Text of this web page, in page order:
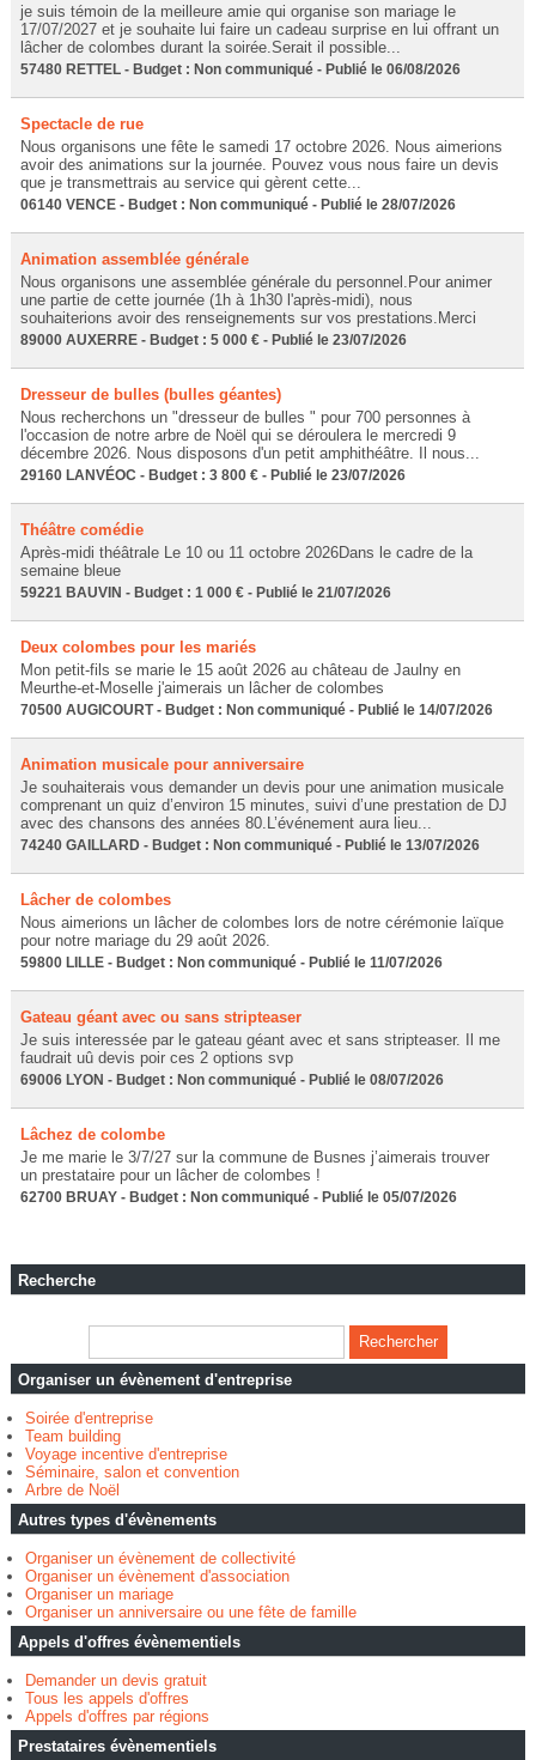
je suis témoin de la meilleure amie qui organise son mariage le
17/07/2027 et je souhaite lui faire un cadeau surprise en lui offrant un
lâcher de colombes durant la soirée.Serait il possible...
57480 RETTEL - Budget : Non communiqué - Publié le 06/08/2026
Spectacle de rue
Nous organisons une fête le samedi 17 octobre 2026. Nous aimerions
avoir des animations sur la journée. Pouvez vous nous faire un devis
que je transmettrais au service qui gèrent cette...
06140 VENCE - Budget : Non communiqué - Publié le 28/07/2026
Animation assemblée générale
Nous organisons une assemblée générale du personnel.Pour animer
une partie de cette journée (1h à 1h30 l'après-midi), nous
souhaiterions avoir des renseignements sur vos prestations.Merci
89000 AUXERRE - Budget : 5 000 € - Publié le 23/07/2026
Dresseur de bulles (bulles géantes)
Nous recherchons un "dresseur de bulles " pour 700 personnes à
l'occasion de notre arbre de Noël qui se déroulera le mercredi 9
décembre 2026. Nous disposons d'un petit amphithéâtre. Il nous...
29160 LANVÉOC - Budget : 3 800 € - Publié le 23/07/2026
Théâtre comédie
Après-midi théâtrale Le 10 ou 11 octobre 2026Dans le cadre de la
semaine bleue
59221 BAUVIN - Budget : 1 000 € - Publié le 21/07/2026
Deux colombes pour les mariés
Mon petit-fils se marie le 15 août 2026 au château de Jaulny en
Meurthe-et-Moselle j'aimerais un lâcher de colombes
70500 AUGICOURT - Budget : Non communiqué - Publié le 14/07/2026
Animation musicale pour anniversaire
Je souhaiterais vous demander un devis pour une animation musicale
comprenant un quiz d’environ 15 minutes, suivi d’une prestation de DJ
avec des chansons des années 80.L’événement aura lieu...
74240 GAILLARD - Budget : Non communiqué - Publié le 13/07/2026
Lâcher de colombes
Nous aimerions un lâcher de colombes lors de notre cérémonie laïque
pour notre mariage du 29 août 2026.
59800 LILLE - Budget : Non communiqué - Publié le 11/07/2026
Gateau géant avec ou sans stripteaser
Je suis interessée par le gateau géant avec et sans stripteaser. Il me
faudrait uû devis poir ces 2 options svp
69006 LYON - Budget : Non communiqué - Publié le 08/07/2026
Lâchez de colombe
Je me marie le 3/7/27 sur la commune de Busnes j’aimerais trouver
un prestataire pour un lâcher de colombes !
62700 BRUAY - Budget : Non communiqué - Publié le 05/07/2026
Recherche
Organiser un évènement d'entreprise
Soirée d'entreprise
Team building
Voyage incentive d'entreprise
Séminaire, salon et convention
Arbre de Noël
Autres types d'évènements
Organiser un évènement de collectivité
Organiser un évènement d'association
Organiser un mariage
Organiser un anniversaire ou une fête de famille
Appels d'offres évènementiels
Demander un devis gratuit
Tous les appels d'offres
Appels d'offres par régions
Prestataires évènementiels